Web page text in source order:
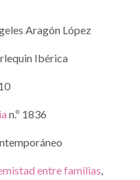
Aragón López
Ibérica
n.º 1836
entre familias,